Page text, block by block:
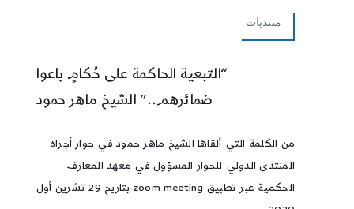
منتديات
“التبعية الحاكمة على حُكامٍ باعوا
ضمائرهم..” الشيخ ماهر حمود
من الكلمة التي ألقاها الشيخ ماهر حمود في حوار أجراه
المنتدى الدولي للحوار المسؤول في معهد المعارف
الحكمية عبر تطبيق zoom meeting بتاريخ 29 تشرين أول